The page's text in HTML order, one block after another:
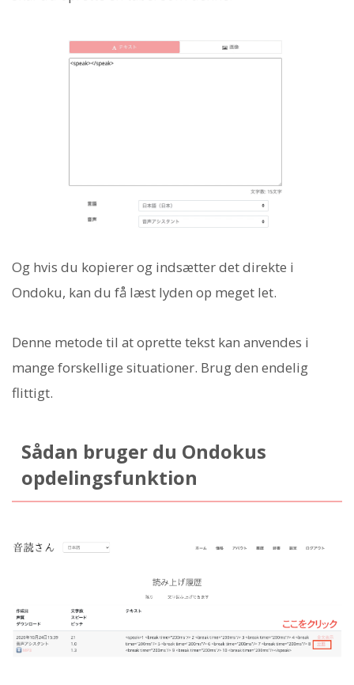
Og hvis du kopierer og indsætter det direkte i
Ondoku, kan du få læst lyden op meget let.
Denne metode til at oprette tekst kan anvendes i
mange forskellige situationer. Brug den endelig
flittigt.
Sådan bruger du Ondokus
opdelingsfunktion